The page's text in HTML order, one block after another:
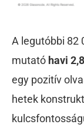
A legutóbbi 82
mutató havi
egy pozitív
hetek